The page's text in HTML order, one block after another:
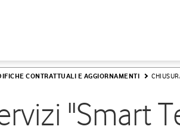
CONTRATTUALI E AGGIORNAMENTI
"Smart